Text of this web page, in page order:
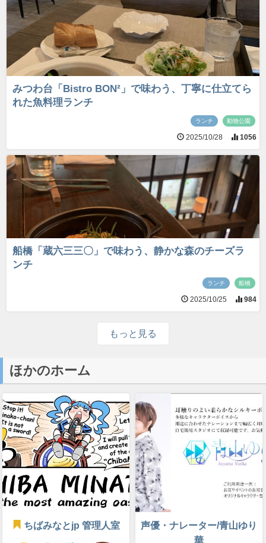
みつわ台「Bistro BON²」で味わう、丁寧に仕立てら
れた魚料理ランチ
ランチ 動物公園
2025/10/28 1056
船橋「蔵六三三〇」で味わう、静かな森のチーズラ
ンチ
ランチ 船橋
2025/10/25 984
もっと見る
ほかのホーム
ちばみなとjp 管理人室
声優・ナレーター/青山ゆり
華